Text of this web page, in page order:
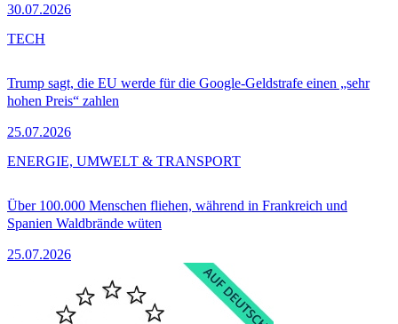
30.07.2026
Trump sagt, die EU werde für die Google-Geldstrafe einen „sehr
hohen Preis“ zahlen
25.07.2026
TECH
Über 100.000 Menschen fliehen, während in Frankreich und
Spanien Waldbrände wüten
25.07.2026
ENERGIE, UMWELT & TRANSPORT